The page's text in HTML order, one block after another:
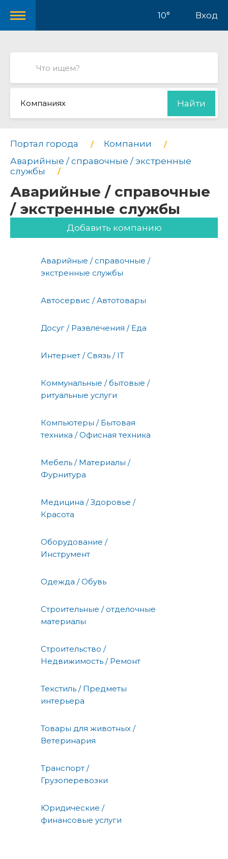
10° Вход
Компаниях Найти
Портал города
Компании
Аварийные / справочные / экстренные
службы
Аварийные / справочные
/ экстренные службы
Добавить компанию
Аварийные / справочные /
экстренные службы
Автосервис / Автотовары
Досуг / Развлечения / Еда
Интернет / Связь / IT
Коммунальные / бытовые /
ритуальные услуги
Компьютеры / Бытовая
техника / Офисная техника
Мебель / Материалы /
Фурнитура
Медицина / Здоровье /
Красота
Оборудование /
Инструмент
Одежда / Обувь
Строительные / отделочные
материалы
Строительство /
Недвижимость / Ремонт
Текстиль / Предметы
интерьера
Товары для животных /
Ветеринария
Транспорт /
Грузоперевозки
Юридические /
финансовые услуги